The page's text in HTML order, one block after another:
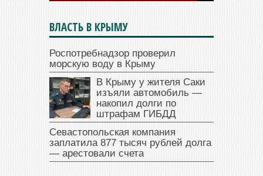
ВЛАСТЬ В КРЫМУ
Роспотребнадзор проверил
морскую воду в Крыму
В Крыму у жителя Саки
изъяли автомобиль —
накопил долги по
штрафам ГИБДД
Севастопольская компания
заплатила 877 тысяч рублей долга
— арестовали счета